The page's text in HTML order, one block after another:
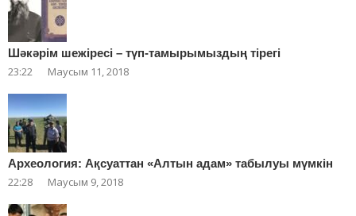
Шәкәрім шежіресі – түп-тамырымыздың тірегі
23:22 Маусым 11, 2018
Археология: Ақсуаттан «Алтын адам» табылуы мүмкін
22:28 Маусым 9, 2018